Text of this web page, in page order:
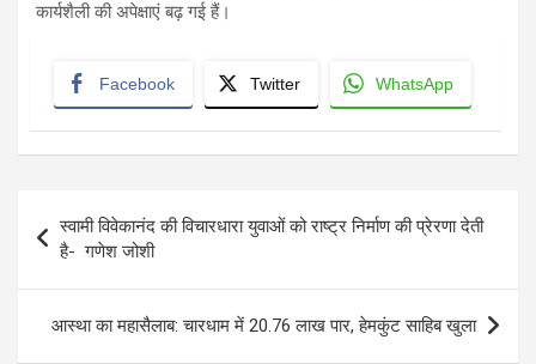
कार्यशैली की अपेक्षाएं बढ़ गई हैं।
Facebook Twitter WhatsApp
navigation
स्वामी विवेकानंद की विचारधारा युवाओं को राष्ट्र निर्माण की प्रेरणा देती
है- गणेश जोशी
आस्था का महासैलाब: चारधाम में 20.76 लाख पार, हेमकुंट साहिब खुला